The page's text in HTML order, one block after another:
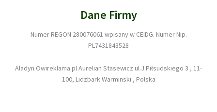
Dane Firmy
Numer REGON 280076061 wpisany w CEIDG. Numer Nip.
PL7431843528
Aladyn Owireklama.pl Aurelian Stasewicz ul.J.Piłsudskiego 3 , 11-
100, Lidzbark Warminski , Polska